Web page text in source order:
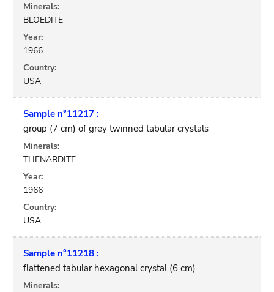
Minerals:
BLOEDITE
Year:
1966
Country:
USA
Sample n°11217 :
group (7 cm) of grey twinned tabular crystals
Minerals:
THENARDITE
Year:
1966
Country:
USA
Sample n°11218 :
flattened tabular hexagonal crystal (6 cm)
Minerals: